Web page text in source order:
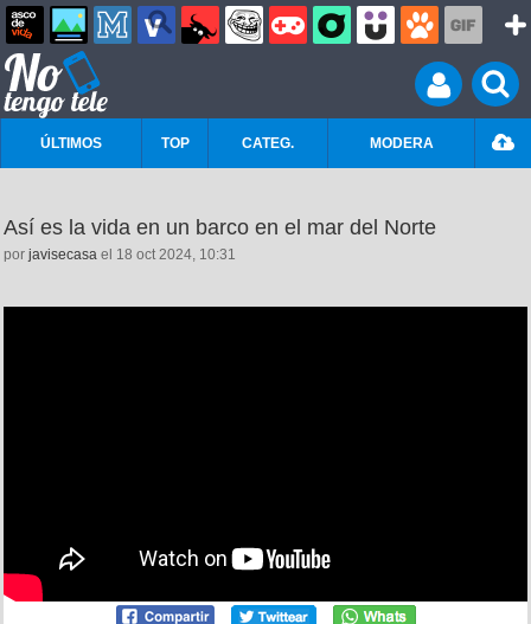
ÚLTIMOS TOP CATEG. MODERA
Así es la vida en un barco en el mar del Norte
por javisecasa el 18 oct 2024, 10:31